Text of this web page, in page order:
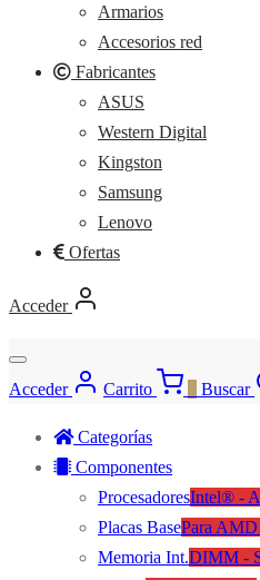
Armarios
Accesorios red
Fabricantes
ASUS
Western Digital
Kingston
Samsung
Lenovo
Ofertas
Acceder
Acceder Carrito Buscar
Categorías
Componentes
ProcesadoresIntel® -
Placas BasePara AMD
Memoria Int.DIMM -